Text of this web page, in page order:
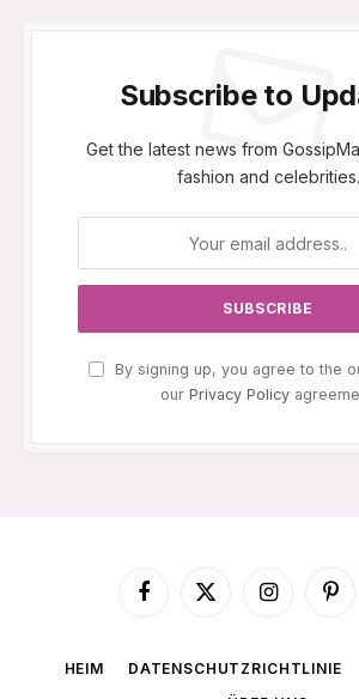
Subscribe to
Get the latest news from
fashion and celebrities.
By signing up, you agree to the
our Privacy Policy
Facebook
X
Instagram
HEIM DATENSCHUTZRICHTLINIE